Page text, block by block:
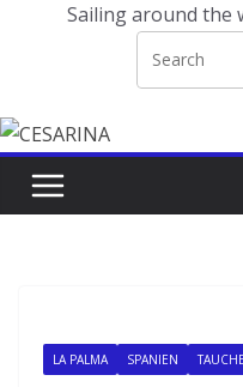
Sailing around the
LA PALMA SPANIEN